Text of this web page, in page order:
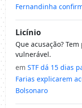
Fernandinha
Licínio
Que acusação?
vulnerável.
em STF dá 15 dias
Farias explicarem
Bolsonaro